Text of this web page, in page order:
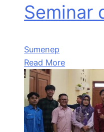
Seminar
Sumenep
Read More